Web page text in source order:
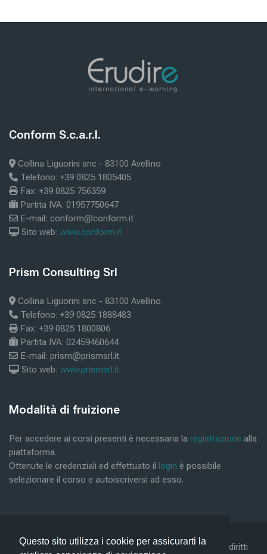
Questo sito utilizza i cookie per assicurarti la
Μπλοκ
Παράλειψη Conform S.c.a.r.l.
Conform S.c.a.r.l.
Collina Liguorini snc - 83100 Avellino
Telefono: +39 0825 1805405
Fax: +39 0825 756359
Partita IVA: 01957750647
E-mail: conform@conform.it
Sito web: www.conform.it
Μπλοκ
Παράλειψη Prism Consulting Srl
Prism Consulting Srl
Collina Liguorini snc - 83100 Avellino
Telefono: +39 0825 1888483
Fax: +39 0825 1800806
Partita IVA: 02459460644
E-mail: prism@prismsrl.it
Sito web: www.prismsrl.it
Μπλοκ
Παράλειψη Modalità di fruizione
Modalità di fruizione
Per accedere ai corsi presenti è necessaria la registrazione alla
piattaforma.
Ottenute le credenziali ed effettuato il login è possibile
selezionare il corso e autoiscriversi ad esso.
©2019 Conform Scarl & Prism Consulting Srl - Tutti i diritti